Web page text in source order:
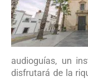
audioguías, un
disfrutará de la